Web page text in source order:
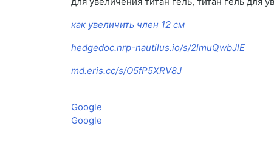
как увеличить член 12 см
hedgedoc.nrp-nautilus.io/s/2lmuQwbJlE
md.eris.cc/s/O5fP5XRV8J
Google
Google